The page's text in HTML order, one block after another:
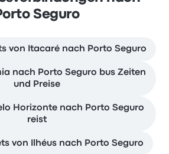
Seguro
von Itacaré nach Porto Seguro
nach Porto Seguro bus Zeiten
und Preise
Horizonte nach Porto Seguro
reist
von Ilhéus nach Porto Seguro